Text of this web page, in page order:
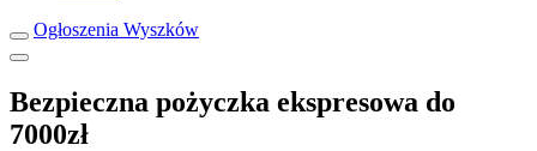
Ogłoszenia Wyszków
Bezpieczna pożyczka ekspresowa do
7000zł